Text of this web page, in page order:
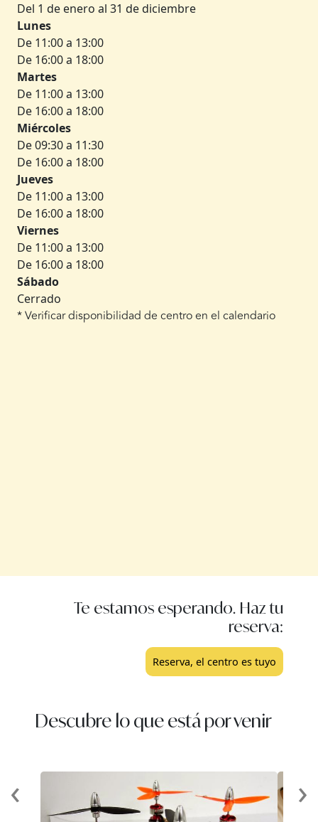
Del 1 de enero al 31 de diciembre
Lunes
De 11:00 a 13:00
De 16:00 a 18:00
Martes
De 11:00 a 13:00
De 16:00 a 18:00
Miércoles
De 09:30 a 11:30
De 16:00 a 18:00
Jueves
De 11:00 a 13:00
De 16:00 a 18:00
Viernes
De 11:00 a 13:00
De 16:00 a 18:00
Sábado
Cerrado
* Verificar disponibilidad de centro en el calendario
Te estamos esperando. Haz tu
reserva:
Reserva, el centro es tuyo
Descubre lo que está por venir
‹ ›